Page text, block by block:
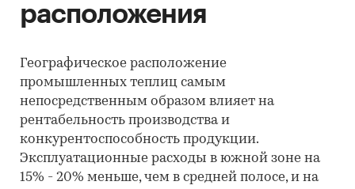
расположения
Географическое расположение
промышленных теплиц самым
непосредственным образом влияет на
рентабельность производства и
конкурентоспособность продукции.
Эксплуатационные расходы в южной зоне на
15% - 20% меньше, чем в средней полосе, и на